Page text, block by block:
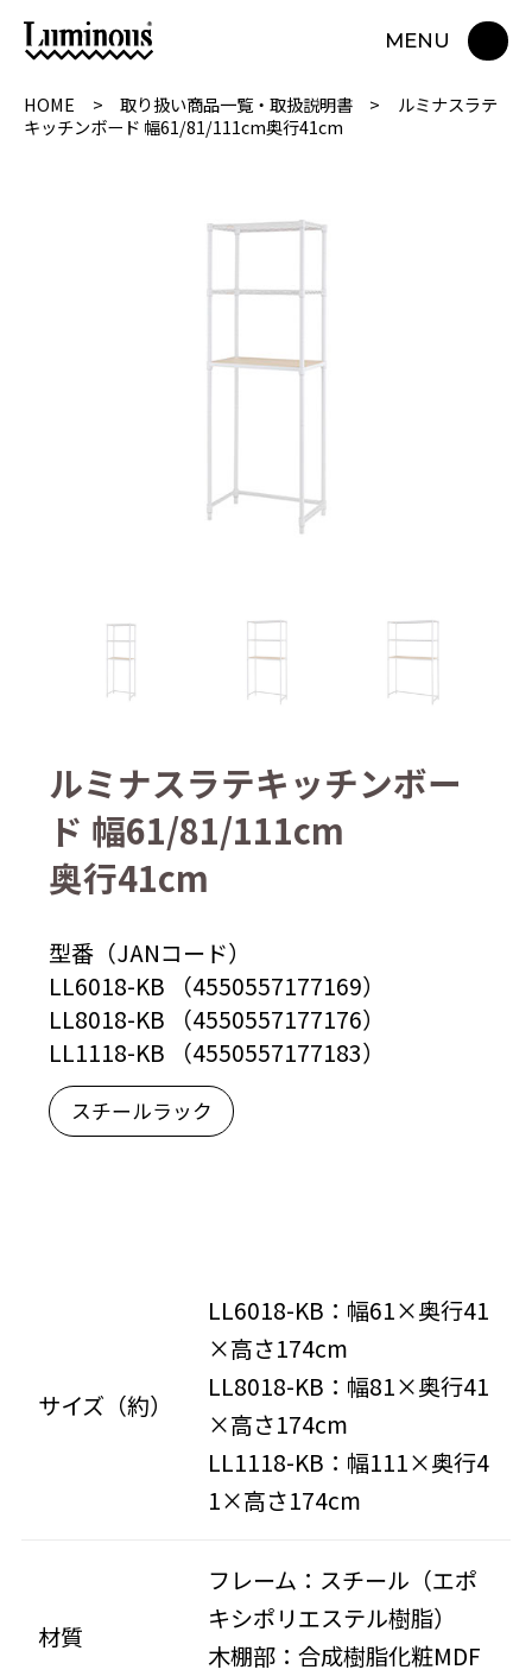
MENU
HOME 取り扱い商品一覧・取扱説明書
ルミナスラテ
キッチンボード 幅61/81/111cm奥行41cm
ルミナスラテキッチンボー
ド 幅61/81/111cm
奥行41cm
型番（JANコード）
LL6018-KB （4550557177169）
LL8018-KB （4550557177176）
LL1118-KB （4550557177183）
スチールラック
サイズ（約）
LL6018-KB：幅61×奥行41
×高さ174cm
LL8018-KB：幅81×奥行41
×高さ174cm
LL1118-KB：幅111×奥行4
1×高さ174cm
材質
フレーム：スチール（エポ
キシポリエステル樹脂）
木棚部：合成樹脂化粧MDF